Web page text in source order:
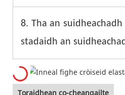
8. Tha an
stadaidh an
Toraidhean co-cheangailte